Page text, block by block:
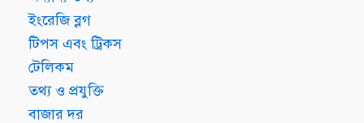
ইংরেজি ব্লগ
টিপস এবং ট্রিকস
টেলিকম
তথ্য ও প্রযুক্তি
বাজার দর